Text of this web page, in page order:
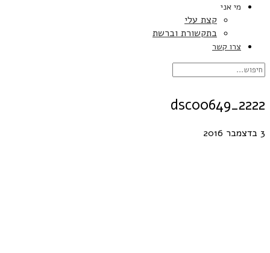
מי אני
קצת עלי
בתקשורת וברשת
צרו קשר
dsc00649_2222
3 בדצמבר 2016